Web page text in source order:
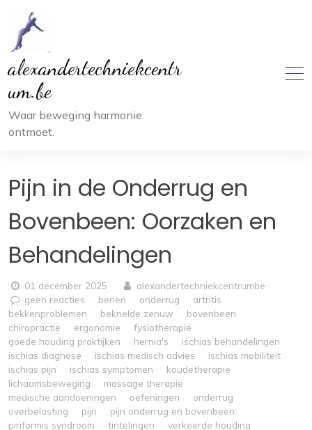
inhoud
alexandertechniekcentr
um.be
Waar beweging harmonie
ontmoet.
Pijn in de Onderrug en
Bovenbeen: Oorzaken en
Behandelingen
01 december 2025
alexandertechniekcentrumbe
geen reacties
benen onderrug
artritis
bekkenproblemen
beknelde zenuw
bovenbeen
chiropractie
ergonomie
fysiotherapie
goede houding praktijken
hernia's
ischias behandelingen
ischias diagnose
ischias medisch advies
ischias mobiliteit
ischias pijn
ischias symptomen
koudetherapie
lichaamsbeweging
massage therapie
medische aandoeningen
oefeningen
onderrug
overbelasting
pijn
pijn onderrug en bovenbeen
piriformis syndroom
tintelingen
verkeerde houding